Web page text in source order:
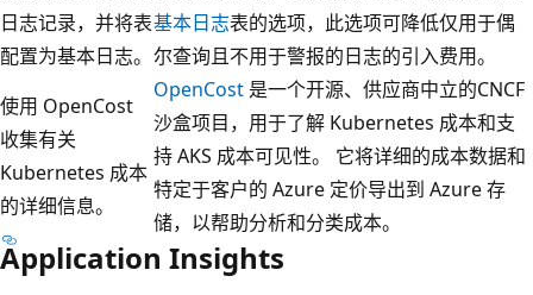
日志记录，并将表
配置为基本日志。
基本日志表的选项，此选项可降低仅用于偶
尔查询且不用于警报的日志的引入费用。
使用 OpenCost
收集有关
Kubernetes 成本
的详细信息。
OpenCost 是一个开源、供应商中立的CNCF
沙盒项目，用于了解 Kubernetes 成本和支
持 AKS 成本可见性。 它将详细的成本数据和
特定于客户的 Azure 定价导出到 Azure 存
储，以帮助分析和分类成本。
Application Insights